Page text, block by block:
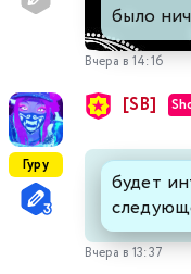
было
Вчера в 14:16
Гуру
[SB]
будет
Вчера в 13:37